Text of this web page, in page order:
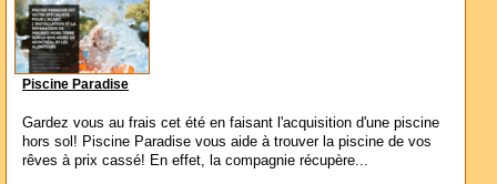
Piscine Paradise
Gardez vous au frais cet été en faisant l'acquisition d'une piscine
hors sol! Piscine Paradise vous aide à trouver la piscine de vos
rêves à prix cassé! En effet, la compagnie récupère...